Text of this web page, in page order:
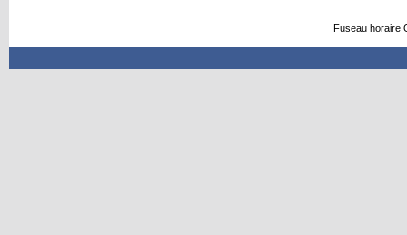
Fuseau horaire